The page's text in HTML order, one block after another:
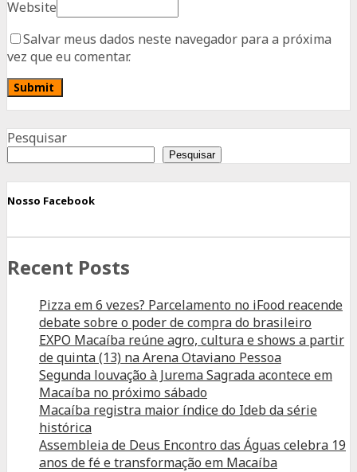
Website
Salvar meus dados neste navegador para a próxima
vez que eu comentar.
Pesquisar
Pesquisar
Nosso Facebook
Recent Posts
Pizza em 6 vezes? Parcelamento no iFood reacende
debate sobre o poder de compra do brasileiro
EXPO Macaíba reúne agro, cultura e shows a partir
de quinta (13) na Arena Otaviano Pessoa
Segunda louvação à Jurema Sagrada acontece em
Macaíba no próximo sábado
Macaíba registra maior índice do Ideb da série
histórica
Assembleia de Deus Encontro das Águas celebra 19
anos de fé e transformação em Macaíba